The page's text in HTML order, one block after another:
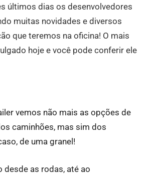
últimos dias os desenvolvedores
muitas novidades e diversos
que teremos na oficina! O mais
hoje e você pode conferir ele
vemos não mais as opções de
caminhões, mas sim dos
de uma granel!
desde as rodas, até ao